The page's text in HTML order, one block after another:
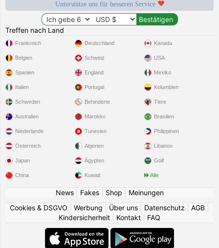
Unterstütze uns für besseren Service
Treffen nach Land
Frankreich
Belgien
Spanien
Italien
Schweden
Deutschland
Schweiz
England
Portugal
Behinderte
Kanada
USA
Mexiko
Kolumbien
Tiere
Australien
Niederlande
Österreich
Japan
China
Marokko
Tunesien
Algerien
Ägypten
Kuwait
Brasilien
Philippinen
Libanon
Golf
Alle
News| Fakes| Shop
Meinungen
Cookies & DSGVO
Werbung Über uns Datenschutz AGB
Kindersicherheit
Kontakt FAQ